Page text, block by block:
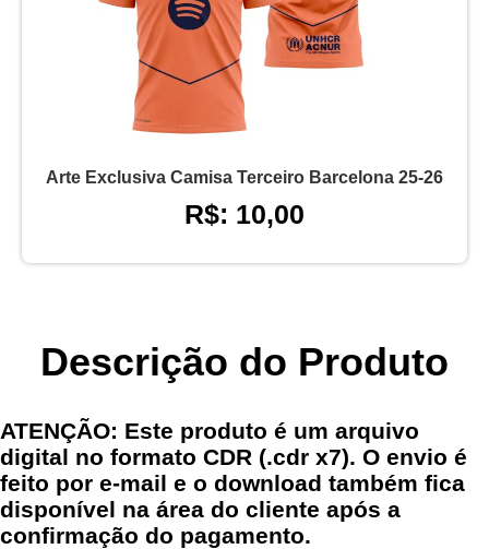
Arte Exclusiva Camisa Terceiro Barcelona 25-26
R$: 10,00
Descrição do Produto
ATENÇÃO: Este produto é um arquivo
digital no formato CDR (.cdr x7). O envio é
feito por e-mail e o download também fica
disponível na área do cliente após a
confirmação do pagamento.